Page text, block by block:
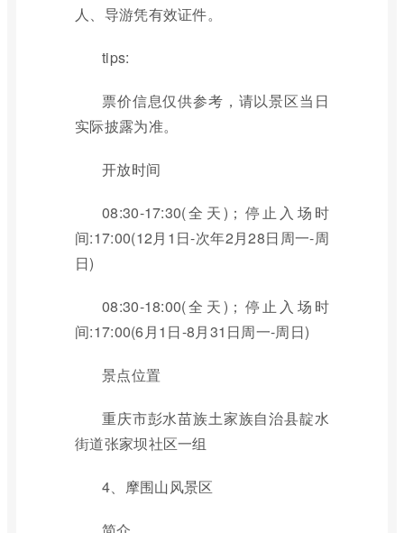
人、导游凭有效证件。
tips:
票价信息仅供参考，请以景区当日
实际披露为准。
开放时间
08:30-17:30(全天)；停止入场时
间:17:00(12月1日-次年2月28日周一-周
日)
08:30-18:00(全天)；停止入场时
间:17:00(6月1日-8月31日周一-周日)
景点位置
重庆市彭水苗族土家族自治县靛水
街道张家坝社区一组
4、摩围山风景区